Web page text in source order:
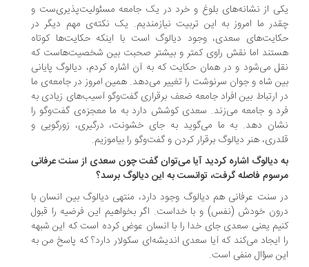
از نشانه‌های بلوغ و خرد در یک جامعه مسئولیت‌پذیری‌ست و
ما امروز به این تربیت نیازمندیم. یک نکته‌ی مهم دیگر در
سعدی، وجود دیالوگ است با اینکه حکایت‌ها کوتاه
اما نقش راوی کمتر و بیشتر صحبت بین شخصیت‌هاست که
می‌شود و در همان حکایت که به آن اشاره کردم، دیالوگ پایانی
شاه و جوان سرنوشت را تغییر می‌دهد. همین امروز در جامعه‌ی ما
ارتباط بین افراد جامعه ضعف برقراری گفت‌وگو آسیب‌های زیادی به
و جامعه می‌زند. سعدی کوشش دارد به ما معجزه‌ی گفت‌وگو را
دهد. به ما می‌گوید به جای خشونت، درگیری، زورگویی و
هنر دیالوگ برقرار کردن و گفت‌وگو را بیاموزیم.
دیالوگ اشاره کردید آیا می‌توان گفت چون سعدی از سنت عرفانی
فاصله گرفت، توانست به این دیالوگ برسد؟
سنت عرفانی هم دیالوگ وجود دارد، منتهی دیالوگ بین انسان با
خودش (نفس) و با خداست. اگر بخواهیم این فرضیه را قبول
یعنی سعدی جای خدا را با انسان عوض کرده است که این شبهه
ایجاد می‌کند که آیا سعدی اندیشه‌ای سکولار دارد؟ که پاسخ من به
سؤال منفی است.